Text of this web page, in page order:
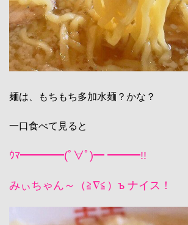
麺は、もちもち多加水麺？かな？
一口食べて見ると
ｳﾏ━━━━(ﾟ∀ﾟ)━ ━━━!!
みぃちゃん～（≧∇≦）ъ ナイス！